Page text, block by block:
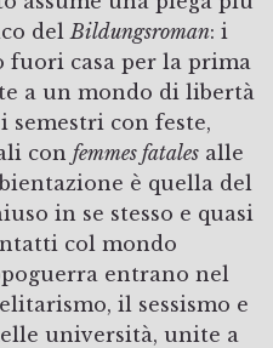
del Bildungsroman: i
casa per la prima
a un mondo di libertà
semestri con feste,
con femmes fatales alle
è quella del
in se stesso e quasi
col mondo
entrano nel
il sessismo e
università, unite a